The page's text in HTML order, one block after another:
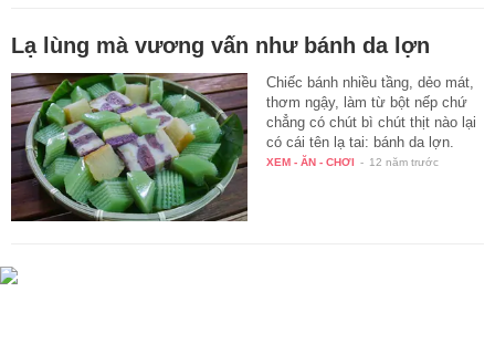
Lạ lùng mà vương vấn như bánh da lợn
Chiếc bánh nhiều tầng, dẻo mát,
thơm ngậy, làm từ bột nếp chứ
chẳng có chút bì chút thịt nào lại
có cái tên lạ tai: bánh da lợn.
XEM - ĂN - CHƠI - 12 năm trước